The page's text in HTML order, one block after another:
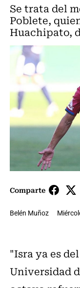
Se trata del
Poblete,
Huachipato,
Comparte
Belén Muñoz
"Isra ya es
Universidad